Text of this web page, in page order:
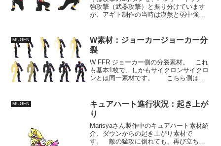
強攻撃（武器攻撃）と振り分けています
が、アギト制作の当時は漠然と弱中強と
撃を出しています。 元ネタはアンデ
ィ・ボガードのしゃがみパ...
MUGEN
W素材：ジョーカージョーカー分
裂
W FFR ジョーカー側の分裂素材。 これ
も基本1枚で、しかもサイクロンサイクロ
ンとは同一素材です。 こちら側はヘ
離が多いんですが、見た目的にはあんま
りわかりませんね...
MUGEN
キュアハート進行状況：起き上が
り
Marisyaさん製作中のキュアハート素材紹
介、ダウンからの起き上がり素材で
す。 敵の猛攻に倒れても、再び立ち上